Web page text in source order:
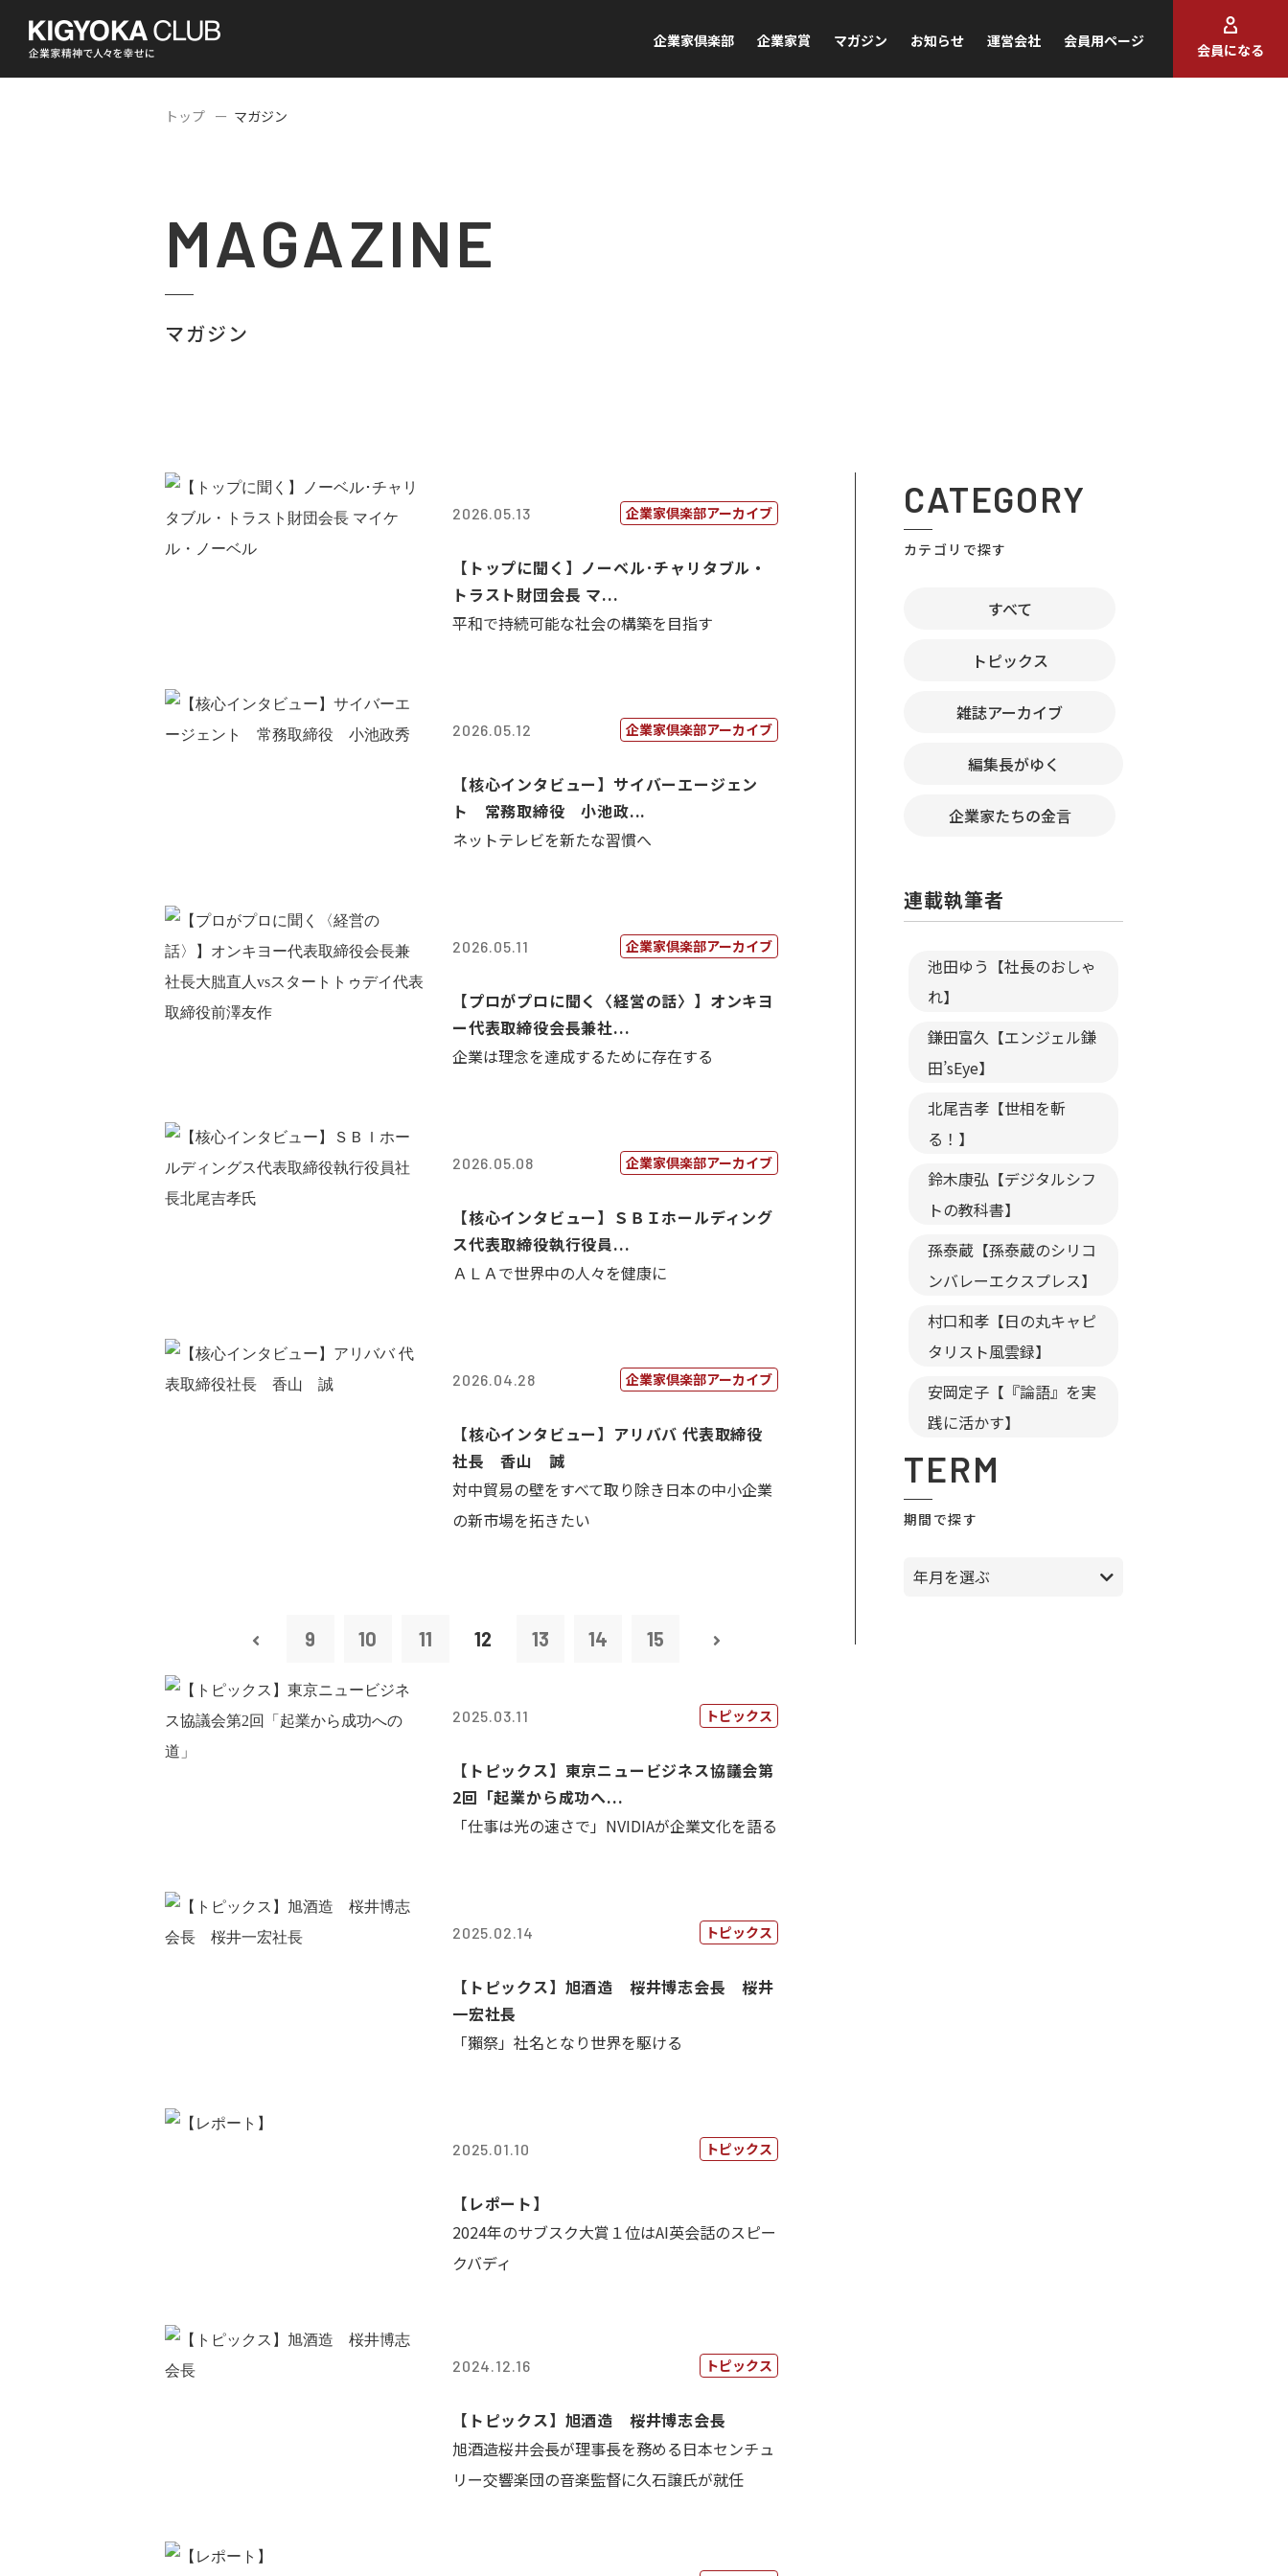
企業家倶楽部 企業家賞 マガジン お知らせ 運営会社 会員用ページ
会員になる
トップ マガジン
MAGAZINE
マガジン
2026.05.13 企業家倶楽部アーカイブ
【トップに聞く】ノーベル･チャリタブル・
トラスト財団会長 マ...
平和で持続可能な社会の構築を目指す
2026.05.12 企業家倶楽部アーカイブ
【核心インタビュー】サイバーエージェン
ト 常務取締役 小池政...
ネットテレビを新たな習慣へ
2026.05.11 企業家倶楽部アーカイブ
【プロがプロに聞く〈経営の話〉】オンキヨ
ー代表取締役会長兼社...
企業は理念を達成するために存在する
2026.05.08 企業家倶楽部アーカイブ
【核心インタビュー】ＳＢＩホールディング
ス代表取締役執行役員...
ＡＬＡで世界中の人々を健康に
2026.04.28 企業家倶楽部アーカイブ
【核心インタビュー】アリババ 代表取締役
社長 香山 誠
対中貿易の壁をすべて取り除き日本の中小企業
の新市場を拓きたい
9 10 11 12 13 14 15
2025.03.11 トピックス
【トピックス】東京ニュービジネス協議会第
2回「起業から成功へ...
「仕事は光の速さで」NVIDIAが企業文化を語る
2025.02.14 トピックス
【トピックス】旭酒造 桜井博志会長 桜井
一宏社長
「獺祭」社名となり世界を駆ける
2025.01.10 トピックス
【レポート】
2024年のサブスク大賞１位はAI英会話のスピー
クバディ
2024.12.16 トピックス
【トピックス】旭酒造 桜井博志会長
旭酒造桜井会長が理事長を務める日本センチュ
リー交響楽団の音楽監督に久石譲氏が就任
CATEGORY
カテゴリで探す
すべて
トピックス
雑誌アーカイブ
編集長がゆく
企業家たちの金言
連載執筆者
池田ゆう【社長のおしゃ
れ】
鎌田富久【エンジェル鎌
田’sEye】
北尾吉孝【世相を斬
る！】
鈴木康弘【デジタルシフ
トの教科書】
孫泰蔵【孫泰蔵のシリコ
ンバレーエクスプレス】
村口和孝【日の丸キャピ
タリスト風雲録】
安岡定子【『論語』を実
践に活かす】
TERM
期間で探す
年月を選ぶ